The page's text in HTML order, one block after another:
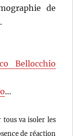
de
Bellocchio
…
tous va isoler les
de réaction